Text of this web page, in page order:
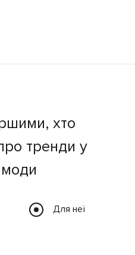
хто
тренди у
моди
Для неї